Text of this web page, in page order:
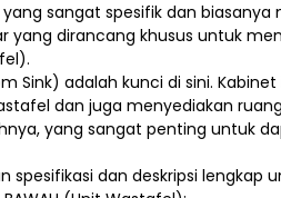
sangat spesifik dan biasanya
yang dirancang khusus untuk
Sink) adalah kunci di sini.
dan juga menyediakan ruang
yang sangat penting untuk
spesifikasi dan deskripsi lengkap